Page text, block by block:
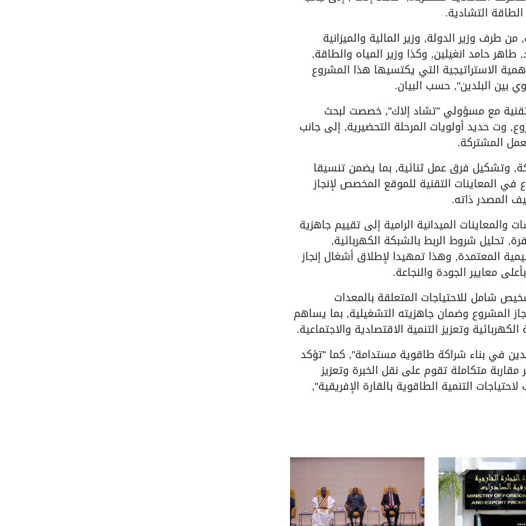
التشادية.
وزير الدولة, وزير المالية والميزانية
حامد انغيلين, وكذا وزير المياه والطاقة,
الاستراتيجية التي يكتسيها هذا المشروع
بين البلدين", حسب البيان.
مع مسؤولي "تشاد إلاك", خصصت لبحث
وت حديد أولويات المرحلة التحضيرية, إلى جانب
المشتركة.
وتشكيل فرق عمل ثنائية, بما يضمن تنسيقا
المعاينات التقنية للموقع المخصص لإنجاز
الميدانية الرامية إلى تقييم جاهزية
تحليل شروط الربط بالشبكة الكهربائية,
المعتمدة, وهذا تمهيدا لإطلاق أشغال إنجاز
معايير الجودة والنجاعة.
شامل للاحتياجات المتعلقة بالمعدات
المشروع وضمان جاهزيته التشغيلية, بما يساهم
وتعزيز التنمية الاقتصادية والاجتماعية.
في بناء شراكة طاقوية مستدامة", كما "تؤكد
مقاربة متكاملة تقوم على نقل الخبرة وتعزيز
التنمية الطاقوية بالقارة الإفريقية",